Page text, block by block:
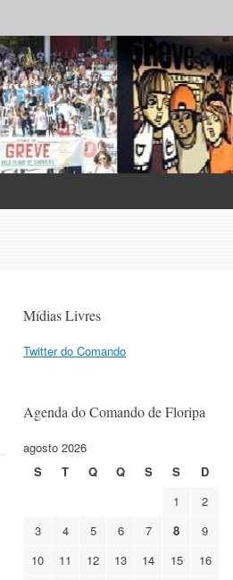
Mídias Livres
Twitter do Comando
Agenda do Comando de Floripa
agosto 2026
S
T Q Q S S
D
1
2
3
4 5 6 7 8
9
10
11 12 13 14 15
16